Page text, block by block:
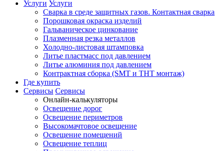
Услуги Услуги
Сварка в среде защитных газов. Контактная сварка
Порошковая окраска изделий
Гальваническое цинкование
Плазменная резка металлов
Холодно-листовая штамповка
Литье пластмасс под давлением
Литье алюминия под давлением
Контрактная сборка (SMT и THT монтаж)
Где купить
Сервисы Сервисы
Онлайн-калькуляторы
Освещение дорог
Освещение периметров
Высокомачтовое освещение
Освещение помещений
Освещение теплиц